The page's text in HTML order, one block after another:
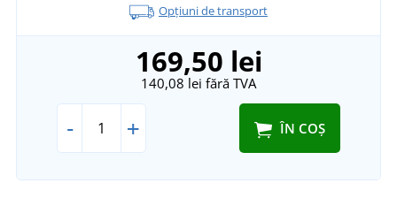
Opțiuni de transport
169,50 lei
140,08 lei fără TVA
- + ÎN COȘ